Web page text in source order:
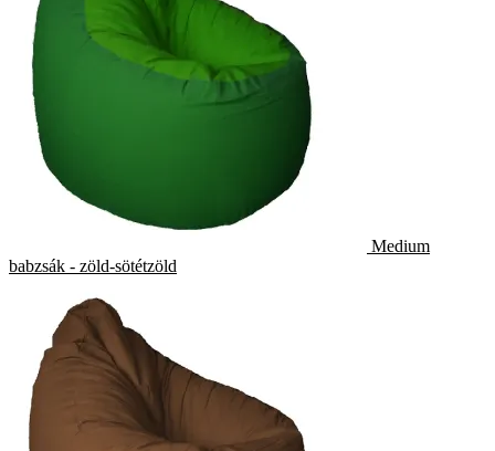
Medium
babzsák - zöld-sötétzöld